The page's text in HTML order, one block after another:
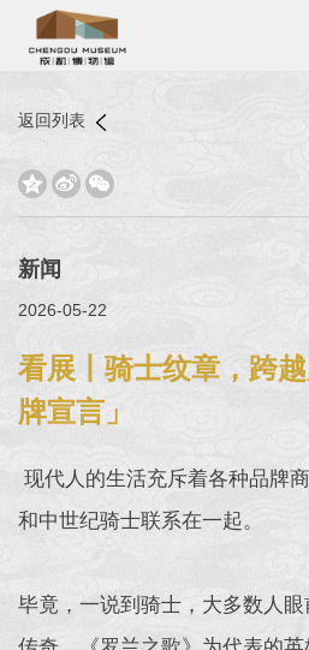
返回列表
  
新闻
2026-05-22
看展丨骑士纹章，跨
牌宣言」
现代人的生活充斥着各种品牌
和中世纪骑士联系在一起。
毕竟，一说到骑士，大多数人